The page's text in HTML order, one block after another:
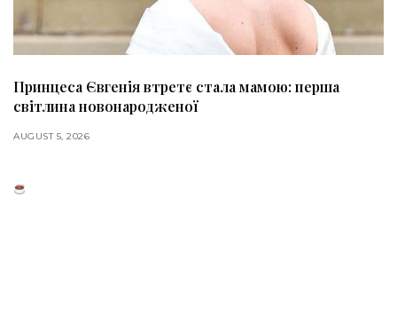
Принцеса Євгенія втретє стала мамою: перша
світлина новонародженої
AUGUST 5, 2026